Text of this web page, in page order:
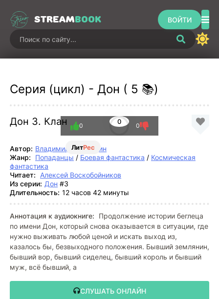
STREAMBOOK ВОЙТИ
Серия (цикл) - Дон ( 5 📚)
Дон 3. Клан
ЛитРес
0
0 0
Автор: Владимир Поселягин
Жанр:
Попаданцы / Боевая фантастика / Космическая
фантастика
Читает:
Алексей Воскобойников
Из серии: Дон #3
Длительность: 12 часов 42 минуты
Аннотация к аудиокниге:
Продолжение истории беглеца
по имени Дон, который снова оказывается в ситуации, где
нужно выживать любой ценой и искать выход из,
казалось бы, безвыходного положения. Бывший землянин,
бывший вор, бывший сиделец, бывший король и бывший
муж, всё бывший, а
СЛУШАТЬ ОНЛАЙН